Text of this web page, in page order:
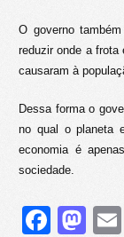
O governo
reduzir onde a
causaram à
Dessa forma o
no qual o planeta
economia é
sociedade.